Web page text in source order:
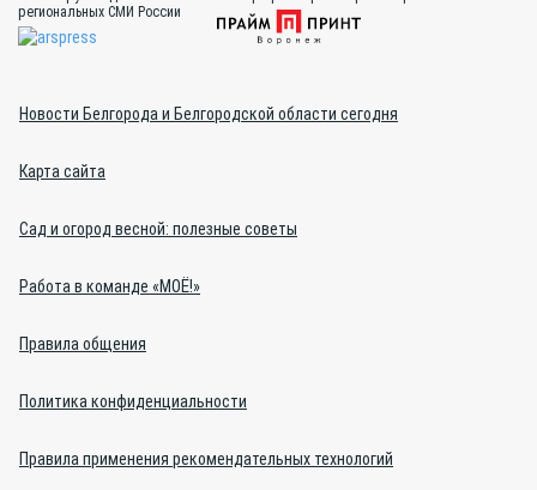
региональных СМИ России
Новости Белгорода и Белгородской области сегодня
Карта сайта
Сад и огород весной: полезные советы
Работа в команде «МОЁ!»
Правила общения
Политика конфиденциальности
Правила применения рекомендательных технологий